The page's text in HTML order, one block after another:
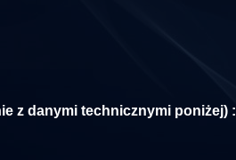
z danymi technicznymi poniżej) :